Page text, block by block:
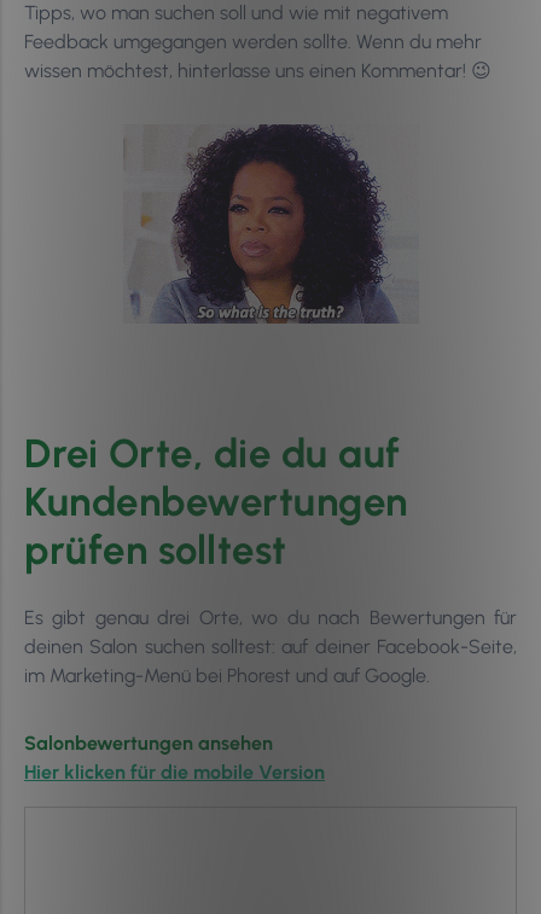
Tipps, wo man suchen soll und wie mit negativem
Feedback umgegangen werden sollte. Wenn du mehr
wissen möchtest, hinterlasse uns einen Kommentar! 😉
Drei Orte, die du auf
Kundenbewertungen
prüfen solltest
Es gibt genau drei Orte, wo du nach Bewertungen für
deinen Salon suchen solltest: auf deiner Facebook-Seite,
im Marketing-Menü bei Phorest und auf Google.
Salonbewertungen ansehen
Hier klicken für die mobile Version